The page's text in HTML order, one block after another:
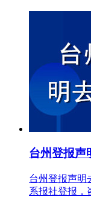
台州登报声
台州登报声明
系报社登报，